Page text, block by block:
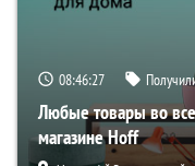
08:46:26
Любые товары во
магазине Hoff